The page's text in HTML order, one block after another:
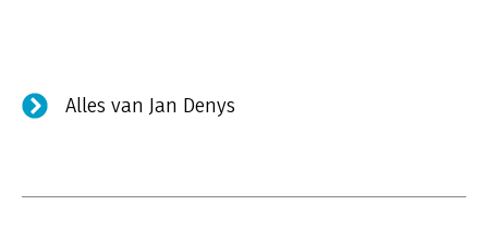
Alles van Jan Denys